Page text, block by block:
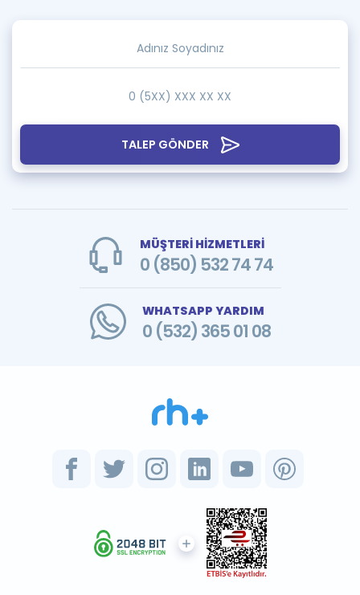
TALEP GÖNDER
MÜŞTERİ HİZMETLERİ
0 (850) 532 74 74
WHATSAPP YARDIM
0 (532) 365 01 08